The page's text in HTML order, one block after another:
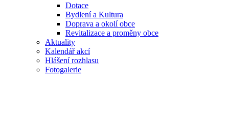
Dotace
Bydlení a Kultura
Doprava a okolí obce
Revitalizace a proměny obce
Aktuality
Kalendář akcí
Hlášení rozhlasu
Fotogalerie